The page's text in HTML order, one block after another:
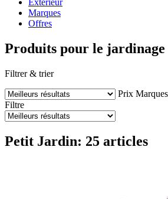
Extérieur
Marques
Offres
Produits pour le
Filtrer & trier
Prix Marques
Filtre
Petit Jardin: 25 articles